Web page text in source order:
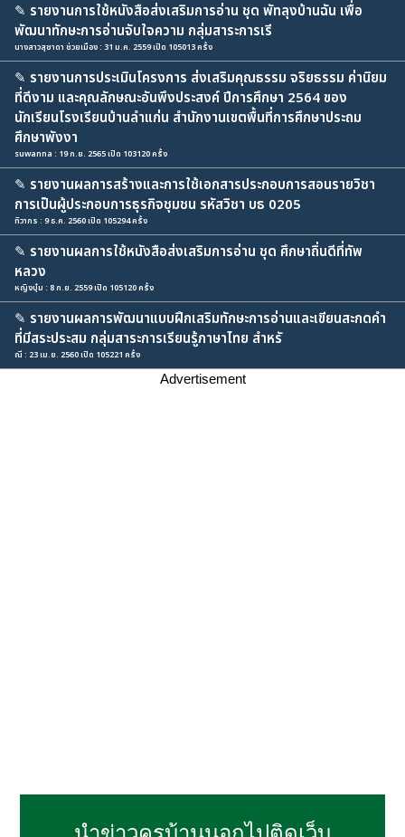
✎ รายงานการใช้หนังสือส่งเสริมการอ่าน ชุด พัทลุงบ้านฉัน เพื่อ
พัฒนาทักษะการอ่านจับใจความ กลุ่มสาระการเรี
นางสาวสุชาดา ช่วยเมือง : 31 ม.ค. 2559 เปิด 105013 ครั้ง
✎ รายงานการประเมินโครงการ ส่งเสริมคุณธรรม จริยธรรม ค่านิยม
ที่ดีงาม และคุณลักษณะอันพึงประสงค์ ปีการศึกษา 2564 ของ
นักเรียนโรงเรียนบ้านลำแก่น สำนักงานเขตพื้นที่การศึกษาประถม
ศึกษาพังงา
suwanna : 19 ก.ย. 2565 เปิด 103120 ครั้ง
✎ รายงานผลการสร้างและการใช้เอกสารประกอบการสอนรายวิชา
การเป็นผู้ประกอบการธุรกิจชุมชน รหัสวิชา บธ 0205
ทิวากร : 9 ธ.ค. 2560 เปิด 105294 ครั้ง
✎ รายงานผลการใช้หนังสือส่งเสริมการอ่าน ชุด ศึกษาถิ่นดีที่ทัพ
หลวง
หญิงบุ๋ม : 8 ก.ย. 2559 เปิด 105120 ครั้ง
✎ รายงานผลการพัฒนาแบบฝึกเสริมทักษะการอ่านและเขียนสะกดคำ
ที่มีสระประสม กลุ่มสาระการเรียนรู้ภาษาไทย สำหรั
ณี : 23 เม.ย. 2560 เปิด 105221 ครั้ง
Advertisement